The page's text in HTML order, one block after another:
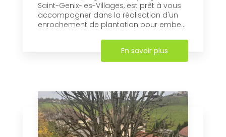
Saint-Genix-les-Villages, est prêt à vous
accompagner dans la réalisation d'un
enrochement de plantation pour embe...
En savoir plus